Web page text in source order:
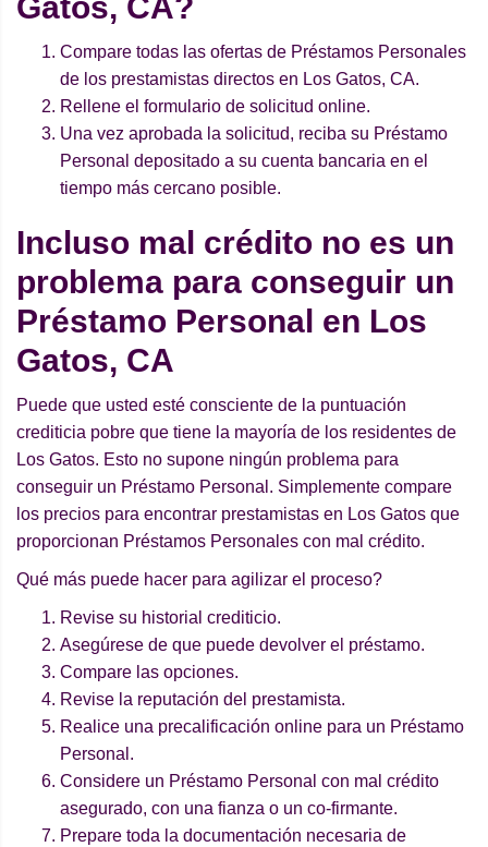
Gatos, CA?
Compare todas las ofertas de Préstamos Personales
de los prestamistas directos en Los Gatos, CA.
Rellene el formulario de solicitud online.
Una vez aprobada la solicitud, reciba su Préstamo
Personal depositado a su cuenta bancaria en el
tiempo más cercano posible.
Incluso mal crédito no es un
problema para conseguir un
Préstamo Personal en Los
Gatos, CA
Puede que usted esté consciente de la puntuación
crediticia pobre que tiene la mayoría de los residentes de
Los Gatos. Esto no supone ningún problema para
conseguir un Préstamo Personal. Simplemente compare
los precios para encontrar prestamistas en Los Gatos que
proporcionan Préstamos Personales con mal crédito.
Qué más puede hacer para agilizar el proceso?
Revise su historial crediticio.
Asegúrese de que puede devolver el préstamo.
Compare las opciones.
Revise la reputación del prestamista.
Realice una precalificación online para un Préstamo
Personal.
Considere un Préstamo Personal con mal crédito
asegurado, con una fianza o un co-firmante.
Prepare toda la documentación necesaria de